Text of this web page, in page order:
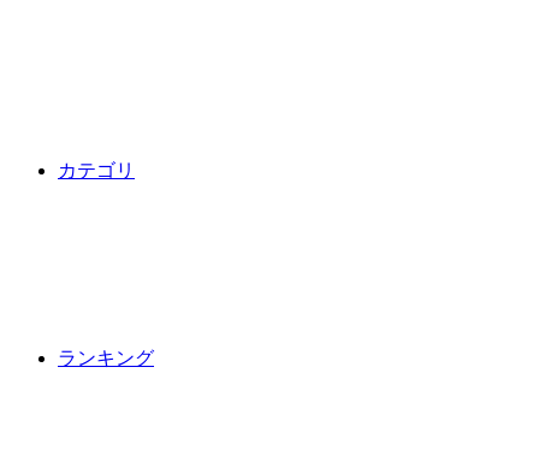
カテゴリ
ランキング